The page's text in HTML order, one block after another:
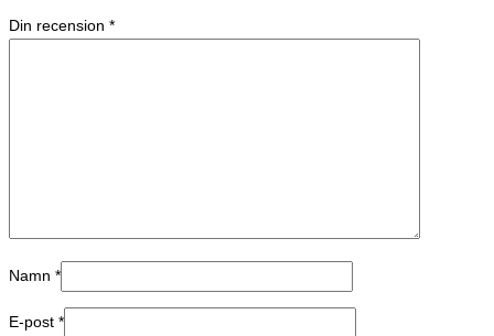
Din recension *
Namn *
E-post *